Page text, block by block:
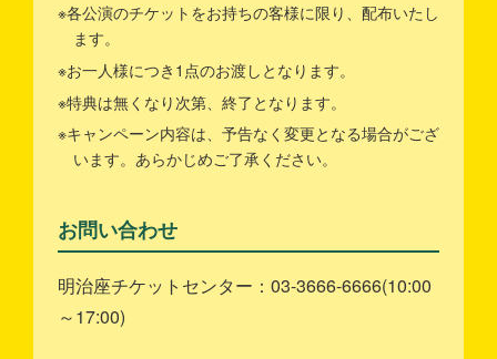
※各公演のチケットをお持ちの客様に限り、配布いたし
ます。
※お一人様につき1点のお渡しとなります。
※特典は無くなり次第、終了となります。
※キャンペーン内容は、予告なく変更となる場合がござ
います。あらかじめご了承ください。
お問い合わせ
明治座チケットセンター：03-3666-6666(10:00
～17:00)